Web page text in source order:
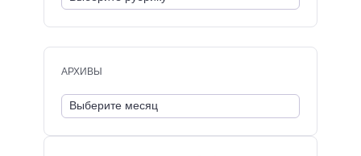
АРХИВЫ